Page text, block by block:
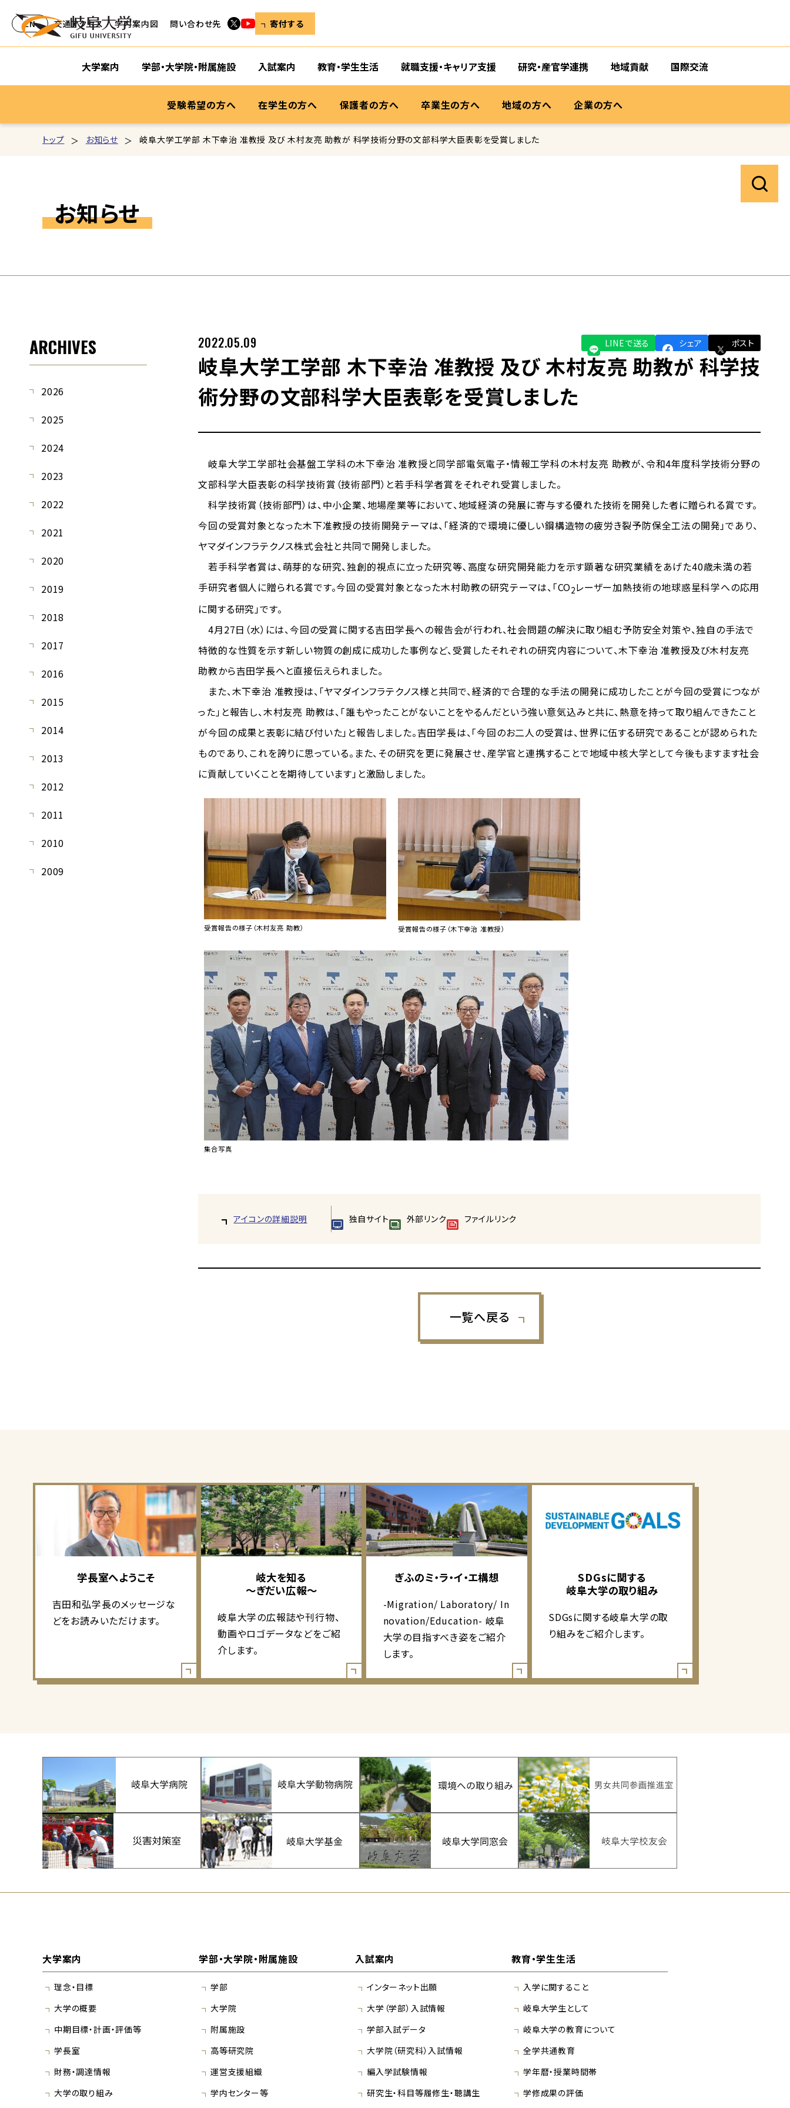
大学案内 学部・大学院・附属施設 入試案内 教育・学生生活 就職支援・キャリア支援 研究・産官学連携 地域貢献 国際交流
受験希望の方へ 在学生の方へ 保護者の方へ 卒業生の方へ 地域の方へ 企業の方へ
EN 交通アクセス 学内案内図 問い合わせ先 寄付する
トップ お知らせ 岐阜大学工学部 木下幸治 准教授 及び 木村友亮 助教が 科学技術分野の文部科学大臣表彰を受賞しました
お知らせ
岐阜大学工学部 木下幸治 准教授 及び 木村友亮 助教が 科学技
術分野の文部科学大臣表彰を受賞しました
2022.05.09 LINEで送る シェア ポスト
岐阜大学工学部社会基盤工学科の木下幸治 准教授と同学部電気電子・情報工学科の木村友亮 助教が、令和4年度科学技術分野の
文部科学大臣表彰の科学技術賞（技術部門）と若手科学者賞をそれぞれ受賞しました。
科学技術賞（技術部門）は、中小企業、地場産業等において、地域経済の発展に寄与する優れた技術を開発した者に贈られる賞です。
今回の受賞対象となった木下准教授の技術開発テーマは、「経済的で環境に優しい鋼構造物の疲労き裂予防保全工法の開発」であり、
ヤマダインフラテクノス株式会社と共同で開発しました。
若手科学者賞は、萌芽的な研究、独創的視点に立った研究等､高度な研究開発能力を示す顕著な研究業績をあげた40歳未満の若
手研究者個人に贈られる賞です。今回の受賞対象となった木村助教の研究テーマは、「CO2レーザー加熱技術の地球惑星科学への応用
に関する研究」です。
4月27日（水）には、今回の受賞に関する吉田学長への報告会が行われ、社会問題の解決に取り組む予防安全対策や、独自の手法で
特徴的な性質を示す新しい物質の創成に成功した事例など、受賞したそれぞれの研究内容について、木下幸治 准教授及び木村友亮
助教から吉田学長へと直接伝えられました。
また、木下幸治 准教授は、「ヤマダインフラテクノス様と共同で、経済的で合理的な手法の開発に成功したことが今回の受賞につなが
った」と報告し、木村友亮 助教は、「誰もやったことがないことをやるんだという強い意気込みと共に、熱意を持って取り組んできたこと
が今回の成果と表彰に結び付いた」と報告しました。吉田学長は、「今回のお二人の受賞は、世界に伍する研究であることが認められた
ものであり、これを誇りに思っている。また、その研究を更に発展させ、産学官と連携することで地域中核大学として今後もますます社会
に貢献していくことを期待しています」と激励しました。
受賞報告の様子（木村友亮 助教） 受賞報告の様子（木下幸治 准教授）
集合写真
アイコンの詳細説明 独自サイト 外部リンク ファイルリンク
一覧へ戻る
ARCHIVES
2026
2025
2024
2023
2022
2021
2020
2019
2018
2017
2016
2015
2014
2013
2012
2011
2010
2009
学長室へようこそ
吉田和弘学長のメッセージな
どをお読みいただけます。
岐大を知る
～ぎだい広報～
岐阜大学の広報誌や刊行物、
動画やロゴデータなどをご紹
介します。
ぎふのミ・ラ・イ・エ構想
-Migration/ Laboratory/ In
novation/Education- 岐阜
大学の目指すべき姿をご紹介
します。
SDGsに関する
岐阜大学の取り組み
SDGsに関する岐阜大学の取
り組みをご紹介します。
大学案内
理念・目標
大学の概要
中期目標・計画・評価等
学長室
財務・調達情報
大学の取り組み
学部・大学院・附属施設
学部
大学院
附属施設
高等研究院
運営支援組織
学内センター等
入試案内
インターネット出願
大学（学部）入試情報
学部入試データ
大学院（研究科）入試情報
編入学試験情報
研究生・科目等履修生・聴講生
教育・学生生活
入学に関すること
岐阜大学生として
岐阜大学の教育について
全学共通教育
学年暦・授業時間帯
学修成果の評価